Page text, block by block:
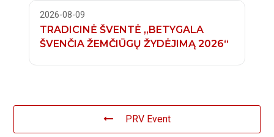
2026-08-09
TRADICINĖ ŠVENTĖ „BETYGALA
ŠVENČIA ŽEMČIŪGŲ ŽYDĖJIMĄ 2026“
PRV Event